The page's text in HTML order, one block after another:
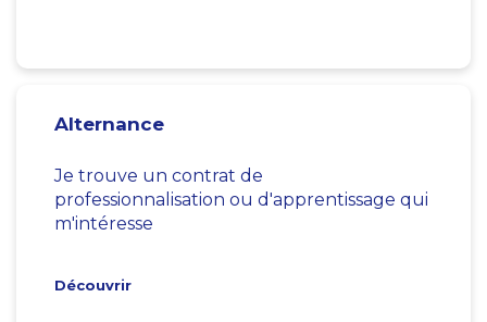
Alternance
Je trouve un contrat de
professionnalisation ou d'apprentissage qui
m'intéresse
Découvrir